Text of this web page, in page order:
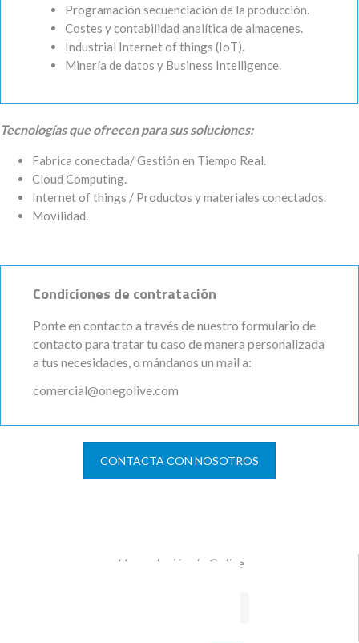
Programación secuenciación de la producción.
Costes y contabilidad analítica de almacenes.
Industrial Internet of things (IoT).
Minería de datos y Business Intelligence.
Tecnologías que ofrecen para sus soluciones:
Fabrica conectada/ Gestión en Tiempo Real.
Cloud Computing.
Internet of things / Productos y materiales conectados.
Movilidad.
Condiciones de contratación
Ponte en contacto a través de nuestro formulario de
contacto para tratar tu caso de manera personalizada
a tus necesidades, o mándanos un mail a:
comercial@onegolive.com
CONTACTA CON NOSOTROS
Una solución de Golive